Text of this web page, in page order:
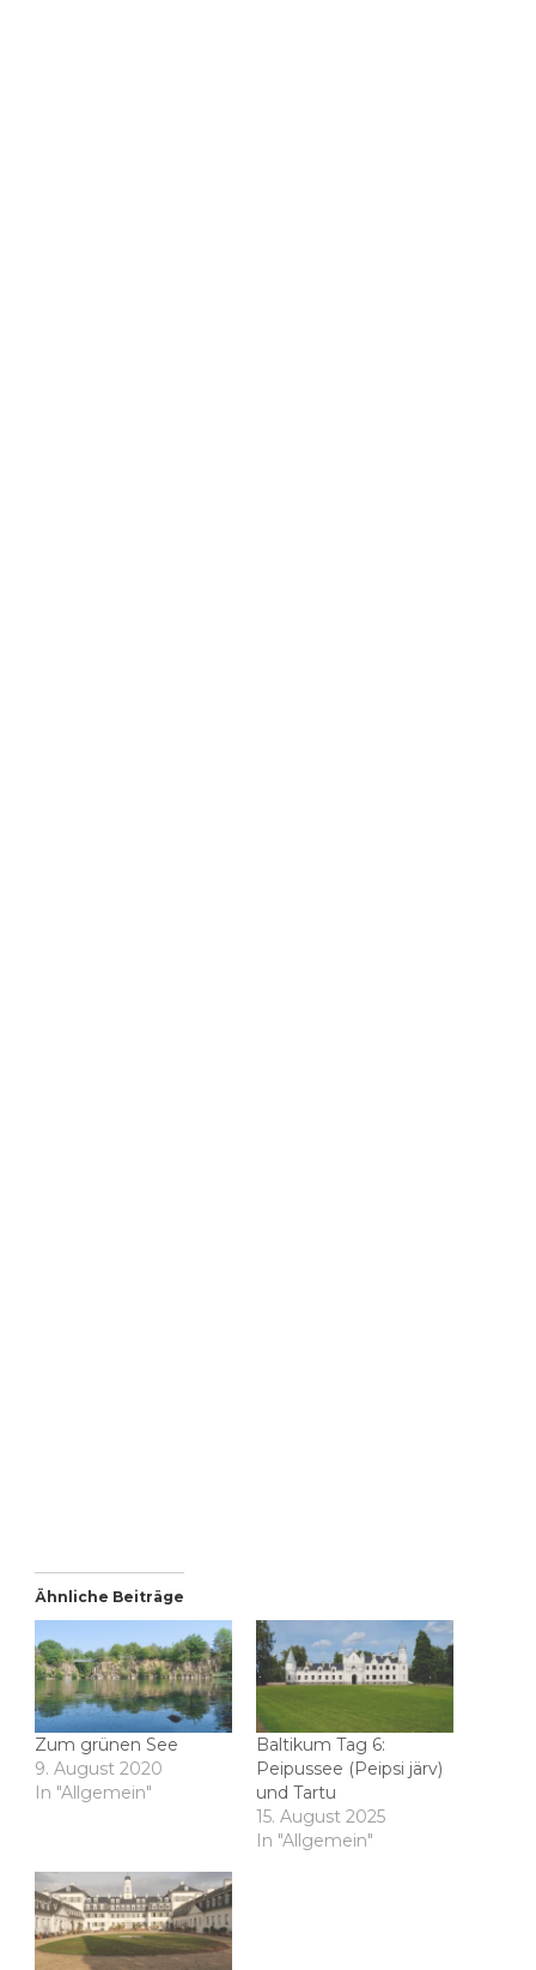
Ähnliche Beiträge
Zum grünen See
9. August 2020
In "Allgemein"
Baltikum Tag 6:
Peipussee (Peipsi järv)
und Tartu
15. August 2025
In "Allgemein"